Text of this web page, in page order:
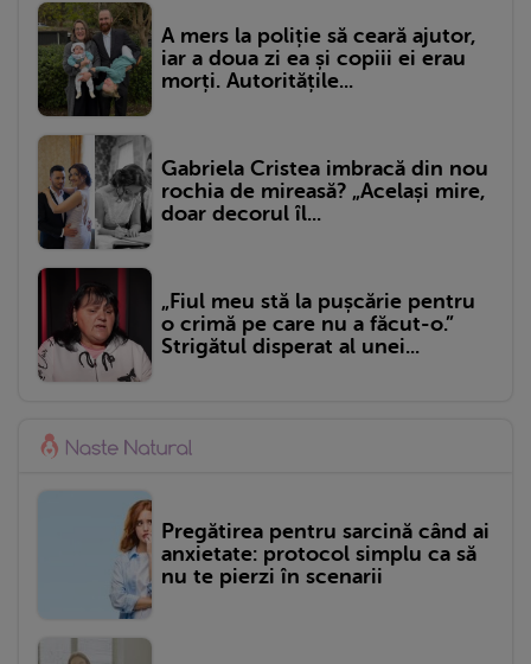
A mers la poliție să ceară ajutor,
iar a doua zi ea și copiii ei erau
morți. Autoritățile...
Gabriela Cristea imbracă din nou
rochia de mireasă? „Același mire,
doar decorul îl...
„Fiul meu stă la pușcărie pentru
o crimă pe care nu a făcut-o.”
Strigătul disperat al unei...
Pregătirea pentru sarcină când ai
anxietate: protocol simplu ca să
nu te pierzi în scenarii